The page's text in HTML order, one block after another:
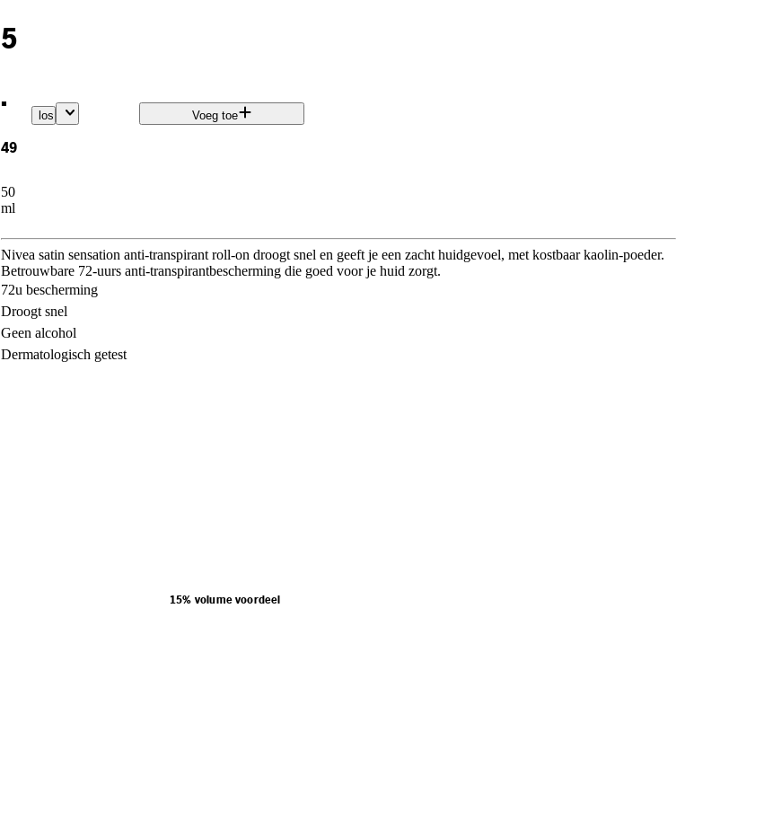
5
.
49
50
ml
los Voeg toe
Nivea satin sensation anti-transpirant roll-on droogt snel en geeft je een zacht huidgevoel, met kostbaar kaolin-poeder.
Betrouwbare 72-uurs anti-transpirantbescherming die goed voor je huid zorgt.
72u bescherming
Droogt snel
Geen alcohol
Dermatologisch getest
15% volume voordeel